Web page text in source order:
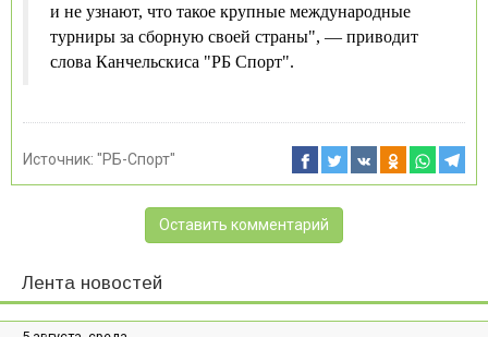
и не узнают, что такое крупные международные
турниры за сборную своей страны", — приводит
слова Канчельскиса "РБ Спорт".
Источник: "РБ-Спорт"
Оставить комментарий
Лента новостей